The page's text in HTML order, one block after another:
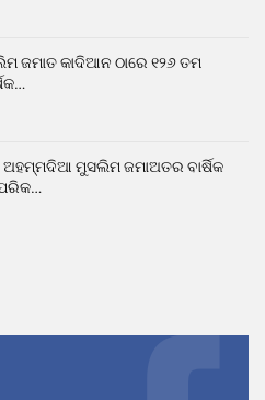
ଜମାତ କାଦିଆନ ଠାରେ ୧୨୬ ତମ
ଅହମ୍ମଦିଆ ମୁସଲିମ ଜମାଅତର ବାର୍ଷିକ